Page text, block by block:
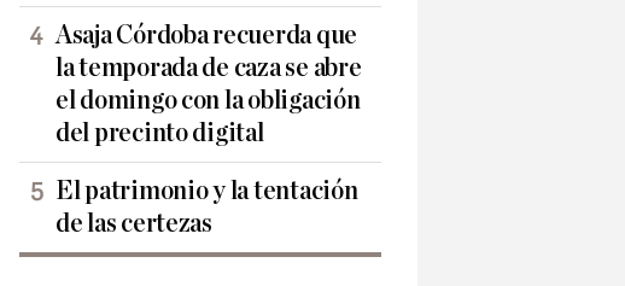
Asaja Córdoba recuerda que
la temporada de caza se abre
el domingo con la obligación
del precinto digital
El patrimonio y la tentación
de las certezas